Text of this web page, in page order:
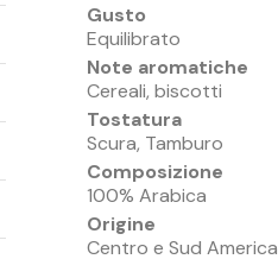
Gusto
Equilibrato
Note aromatiche
Cereali, biscotti
Tostatura
Scura, Tamburo
Composizione
100% Arabica
Origine
Centro e Sud America